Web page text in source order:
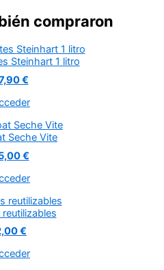
compraron
Steinhart 1 litro
€
Seche Vite
€
€